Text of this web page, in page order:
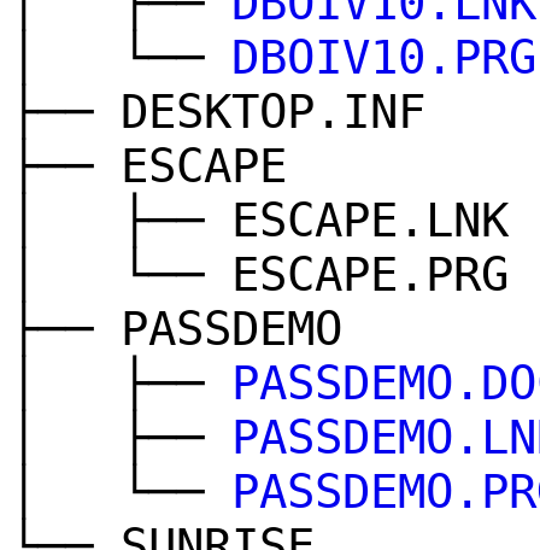
│ └── DBOIV10.PRG
├── DESKTOP.INF
├── ESCAPE
│ ├── ESCAPE.LNK
│ └── ESCAPE.PRG
├── PASSDEMO
│ ├──
│ ├──
│ └──